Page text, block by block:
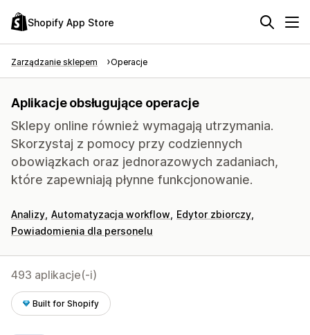
Shopify App Store
Zarządzanie sklepem Operacje
Aplikacje obsługujące operacje
Sklepy online również wymagają utrzymania.
Skorzystaj z pomocy przy codziennych
obowiązkach oraz jednorazowych zadaniach,
które zapewniają płynne funkcjonowanie.
Analizy Automatyzacja workflow
Edytor zbiorczy
Powiadomienia dla personelu
493 aplikacje(-i)
Built for Shopify